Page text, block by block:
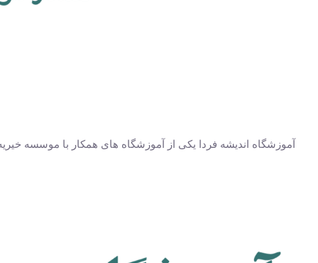
آموزشگاه اندیشه فردا یکی از آموزشگاه های همکار با موسسه